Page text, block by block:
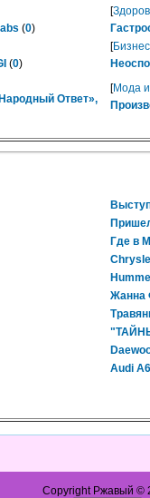
(0)
[
(0)
[
Ответ»,
[Мода и
Где в
Жанна
Audi A6
Copyright Ржавый ©